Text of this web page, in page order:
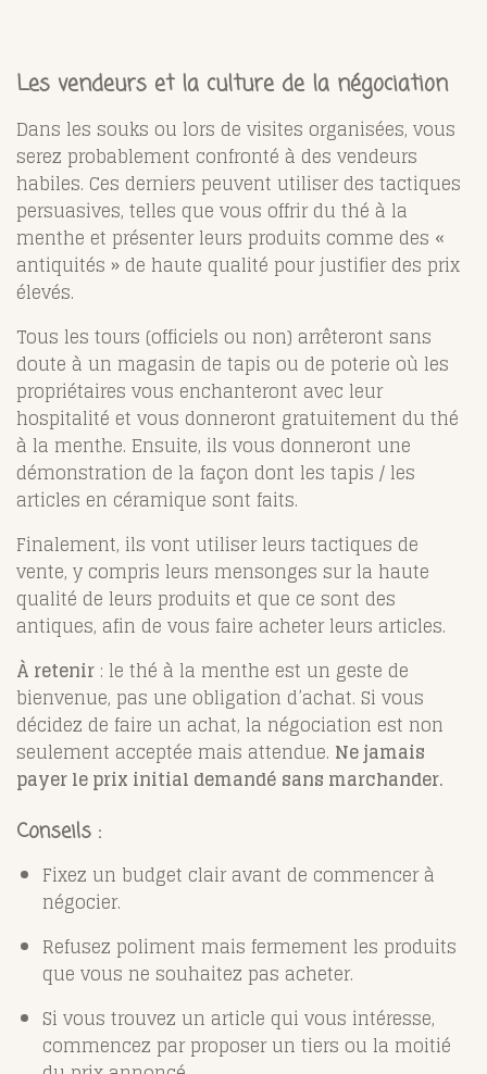
Les vendeurs et la culture de la négociation
Dans les souks ou lors de visites organisées, vous
serez probablement confronté à des vendeurs
habiles. Ces derniers peuvent utiliser des tactiques
persuasives, telles que vous offrir du thé à la
menthe et présenter leurs produits comme des «
antiquités » de haute qualité pour justifier des prix
élevés.
Tous les tours (officiels ou non) arrêteront sans
doute à un magasin de tapis ou de poterie où les
propriétaires vous enchanteront avec leur
hospitalité et vous donneront gratuitement du thé
à la menthe. Ensuite, ils vous donneront une
démonstration de la façon dont les tapis / les
articles en céramique sont faits.
Finalement, ils vont utiliser leurs tactiques de
vente, y compris leurs mensonges sur la haute
qualité de leurs produits et que ce sont des
antiques, afin de vous faire acheter leurs articles.
À retenir : le thé à la menthe est un geste de
bienvenue, pas une obligation d’achat. Si vous
décidez de faire un achat, la négociation est non
seulement acceptée mais attendue. Ne jamais
payer le prix initial demandé sans marchander.
Conseils :
Fixez un budget clair avant de commencer à
négocier.
Refusez poliment mais fermement les produits
que vous ne souhaitez pas acheter.
Si vous trouvez un article qui vous intéresse,
commencez par proposer un tiers ou la moitié